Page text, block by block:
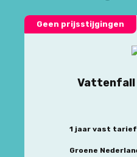
Geen prijsstijgingen
Vattenfall
1 jaar vast tarief
Groene